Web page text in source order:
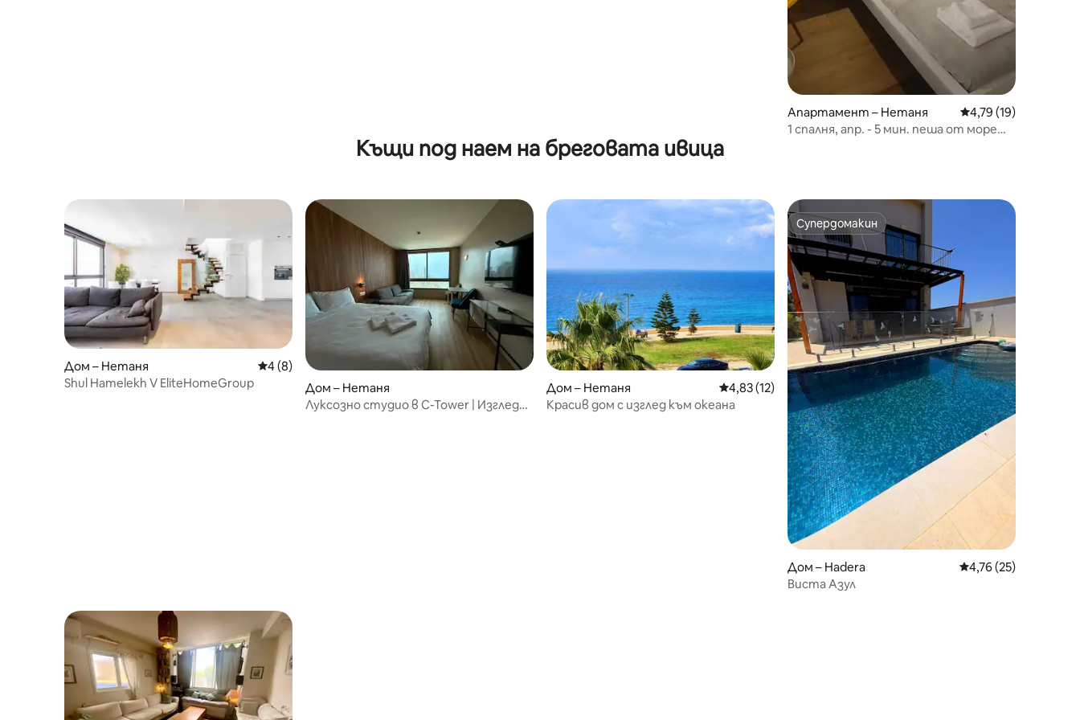
Апартамент – Нетаня Средна оценка:
4,79 (19)
1 спалня, апр. - 5 мин. пеша от морето
Къщи под наем на бреговата ивица
Дом – Нетаня Средна оценка: 4 от 5, 8 отзива
4 (8)
Shul Hamelekh V EliteHomeGroup
Дом – Нетаня
Луксозно студио в C-Tower | Изглед
Дом – Нетаня Средна оценка: 4,83 от 5, 12 отзива
4,83 (12)
Красив дом с изглед към океана
Супердомакин
Супердомакин
Дом – Hadera Средна оценка:
4,76 (25)
Виста Азул